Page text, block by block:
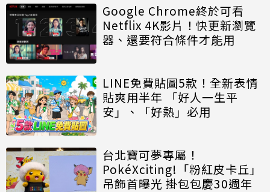
Google Chrome終於可看
Netflix 4K影片！快更新瀏覽
器、還要符合條件才能用
LINE免費貼圖5款！全新表情
貼爽用半年 「好人一生平
安」、「好熱」必用
台北寶可夢專屬！
PokéXciting!「粉紅皮卡丘」
吊飾首曝光 掛包包慶30週年